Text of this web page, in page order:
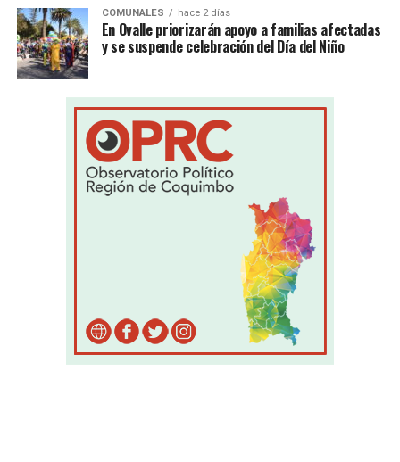
COMUNALES hace 2 días
En Ovalle priorizarán apoyo a familias afectadas
y se suspende celebración del Día del Niño